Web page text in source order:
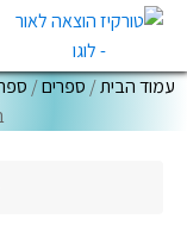
עמוד הבית/ ספרים/